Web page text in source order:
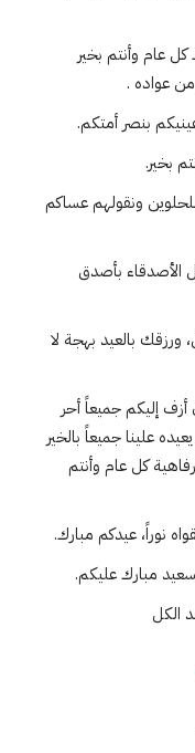
عام وأنتم بخير
عواده .
بنصر أمتكم.
بخير.
ونقولهم عساكم
الأصدقاء بأصدق
ورزقك بالعيد بهجة لا
إليكم جميعاً أحر
علينا جميعاً بالخير
كل عام وأنتم
نوراً، عيدكم مبارك.
مبارك عليكم.
الكل